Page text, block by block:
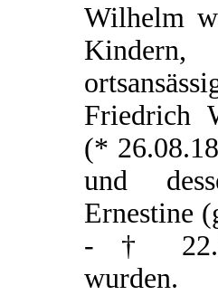
Wilhelm
Friedrich
(*
und
Ernestine
- †
wurden.